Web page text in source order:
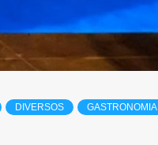
DIVERSOS GASTRONOMIA